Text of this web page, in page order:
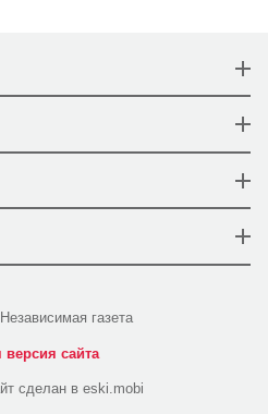
газета
версия сайта
сделан в eski.mobi